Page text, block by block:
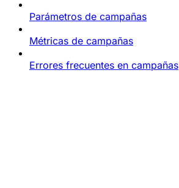
Parámetros de campañas
Métricas de campañas
Errores frecuentes en campañas